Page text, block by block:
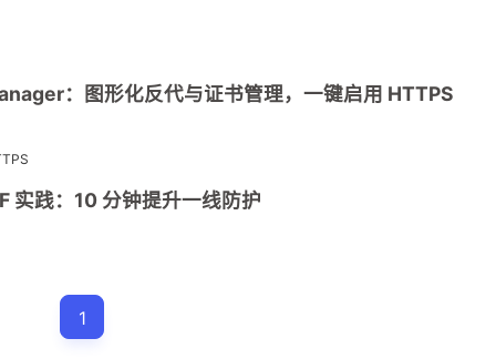
成本优化1 推理加速2 数据库
：图形化反代与证书管理，一键启用 HTTPS
实践：10 分钟提升一线防护
1